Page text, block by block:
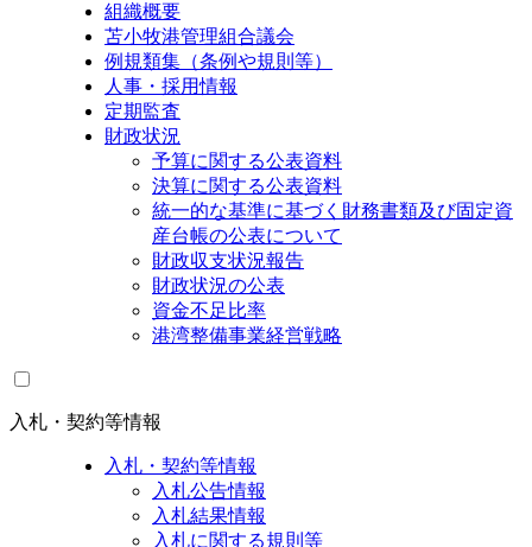
組織概要
苫小牧港管理組合議会
例規類集（条例や規則等）
人事・採用情報
定期監査
財政状況
予算に関する公表資料
決算に関する公表資料
統一的な基準に基づく財務書類及び固定資
産台帳の公表について
財政収支状況報告
財政状況の公表
資金不足比率
港湾整備事業経営戦略
入札・契約等情報
入札・契約等情報
入札公告情報
入札結果情報
入札に関する規則等